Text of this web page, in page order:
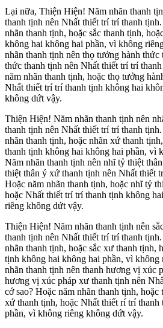
Lại nữa, Thiện Hiện! Năm nhãn thanh
thanh tịnh nên Nhất thiết trí trí thanh
nhãn thanh tịnh, hoặc sắc thanh tịnh,
không hai không hai phần, vì không
nhãn thanh tịnh nên thọ tưởng hành
thức thanh tịnh nên Nhất thiết trí trí
năm nhãn thanh tịnh, hoặc thọ tưởng
Nhất thiết trí trí thanh tịnh không hai
không dứt vậy.
Thiện Hiện! Năm nhãn thanh tịnh nên
thanh tịnh nên Nhất thiết trí trí thanh
nhãn thanh tịnh, hoặc nhãn xứ thanh
thanh tịnh không hai không hai phần, vì
Năm nhãn thanh tịnh nên nhĩ tỷ thiệt
thiệt thân ý xứ thanh tịnh nên Nhất thiết
Hoặc năm nhãn thanh tịnh, hoặc nhĩ tỷ
hoặc Nhất thiết trí trí thanh tịnh không
riêng không dứt vậy.
Thiện Hiện! Năm nhãn thanh tịnh nên
thanh tịnh nên Nhất thiết trí trí thanh
nhãn thanh tịnh, hoặc sắc xư thanh tịnh,
tịnh không hai không hai phần, vì
nhãn thanh tịnh nên thanh hương vị xúc
hương vị xúc pháp xư thanh tịnh nên
cớ sao? Hoặc năm nhãn thanh tịnh,
xứ thanh tịnh, hoặc Nhất thiết rí trí
phần, vì không riêng không dứt vậy.